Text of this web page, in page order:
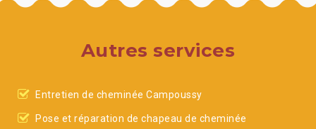
Autres services
Entretien de cheminée Campoussy
Pose et réparation de chapeau de cheminée